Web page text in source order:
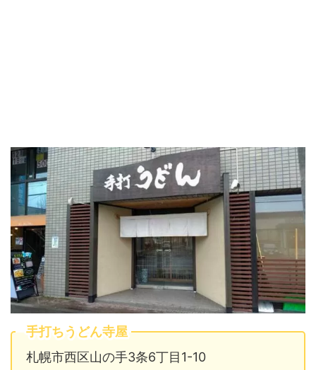
手打ちうどん寺屋
札幌市西区山の手3条6丁目1-10